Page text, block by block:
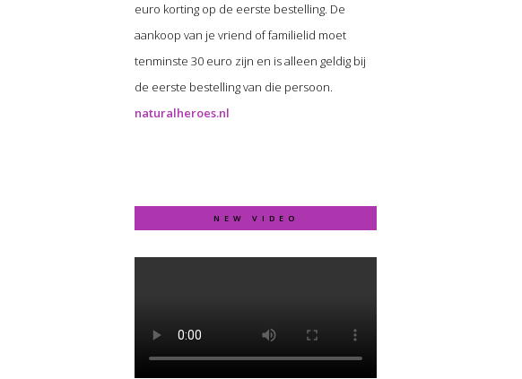
euro korting op de eerste bestelling. De
aankoop van je vriend of familielid moet
tenminste 30 euro zijn en is alleen geldig bij
de eerste bestelling van die persoon.
naturalheroes.nl
NEW VIDEO